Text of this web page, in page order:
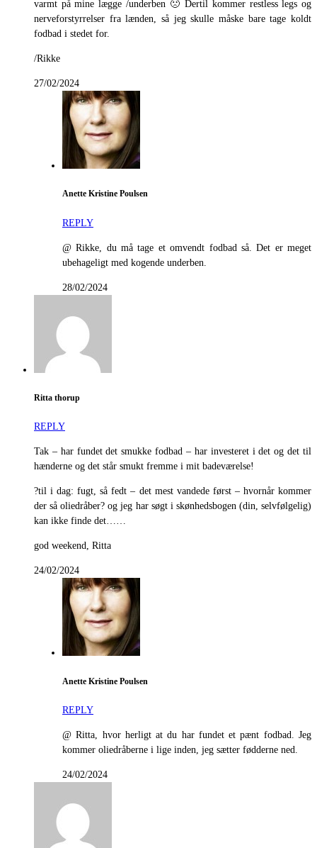
varmt på mine lægge /underben 🙁 Dertil kommer restless legs og
nerveforstyrrelser fra lænden, så jeg skulle måske bare tage koldt
fodbad i stedet for.
/Rikke
27/02/2024
Anette Kristine Poulsen
REPLY
@ Rikke, du må tage et omvendt fodbad så. Det er meget
ubehageligt med kogende underben.
28/02/2024
Ritta thorup
REPLY
Tak – har fundet det smukke fodbad – har investeret i det og det til
hænderne og det står smukt fremme i mit badeværelse!
?til i dag: fugt, så fedt – det mest vandede først – hvornår kommer
der så oliedråber? og jeg har søgt i skønhedsbogen (din, selvfølgelig)
kan ikke finde det……
god weekend, Ritta
24/02/2024
Anette Kristine Poulsen
REPLY
@ Ritta, hvor herligt at du har fundet et pænt fodbad. Jeg
kommer oliedråberne i lige inden, jeg sætter fødderne ned.
24/02/2024